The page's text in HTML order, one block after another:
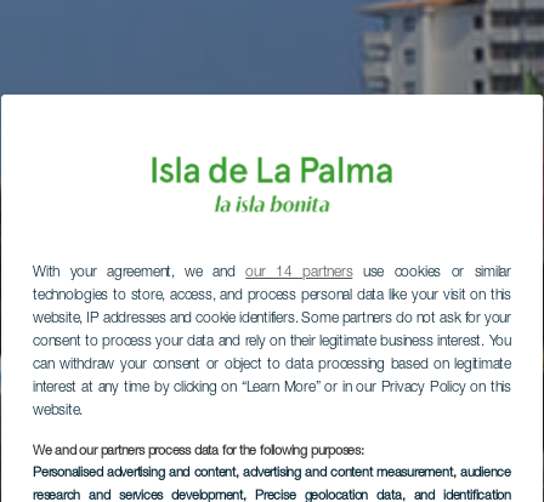
With your agreement, we andour 14 partnersuse cookies or similar
technologies to store, access, and process personal data like your visit on this
website, IP addresses and cookie identifiers. Some partners do not ask for your
consent to process your data and rely on their legitimate business interest. You
can withdraw your consent or object to data processing based on legitimate
interest at any time by clicking on “Learn More” or in our Privacy Policy on this
website.
We and our partners process data for the following purposes:
Personalised advertising and content, advertising and content measurement, audience
research and services development, Precise geolocation data, and identification